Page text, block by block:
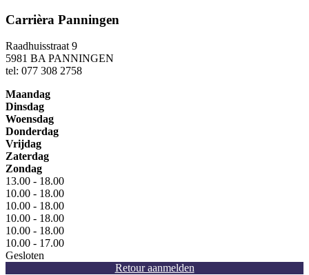
Carrièra Panningen
Raadhuisstraat 9
5981 BA PANNINGEN
tel: 077 308 2758
Maandag
Dinsdag
Woensdag
Donderdag
Vrijdag
Zaterdag
Zondag
13.00 - 18.00
10.00 - 18.00
10.00 - 18.00
10.00 - 18.00
10.00 - 18.00
10.00 - 17.00
Gesloten
Retour aanmelden